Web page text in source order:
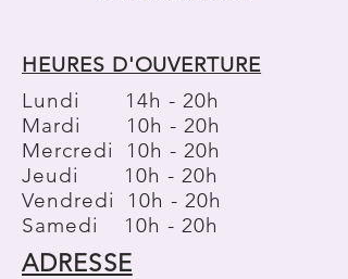
HEURES D'OUVERTURE
Lundi 14h - 20h
Mardi 10h - 20h
Mercredi 10h - 20h
Jeudi 10h - 20h
Vendredi 10h - 20h
Samedi 10h - 20h
ADRESSE